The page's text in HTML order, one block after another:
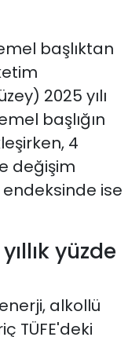
başlıktan
2025 yılı
başlığın
4
değişim
endeksinde ise
yüzde
alkollü
TÜFE'deki